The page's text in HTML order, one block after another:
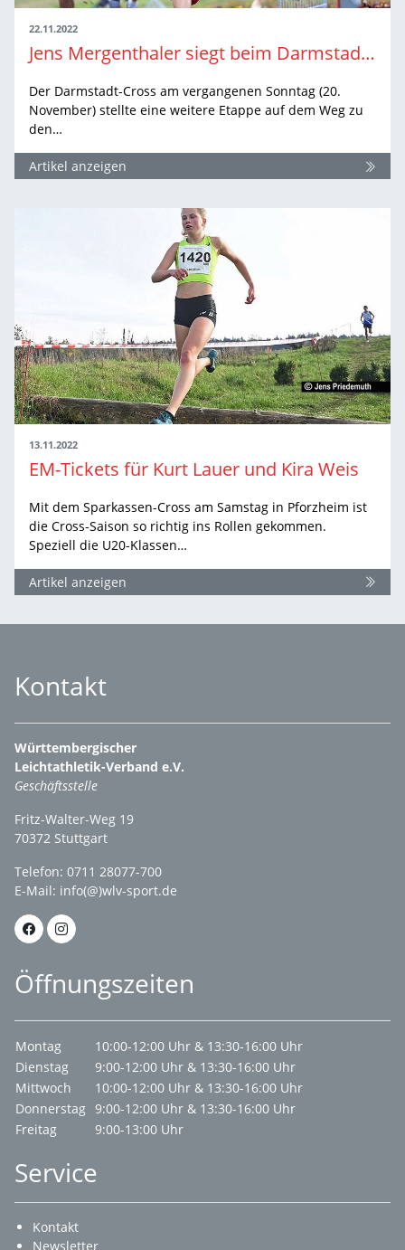
22.11.2022
Jens Mergenthaler siegt beim Darmstadt-Cross
Der Darmstadt-Cross am vergangenen Sonntag (20.
November) stellte eine weitere Etappe auf dem Weg zu
den…
Artikel anzeigen
13.11.2022
EM-Tickets für Kurt Lauer und Kira Weis
Mit dem Sparkassen-Cross am Samstag in Pforzheim ist
die Cross-Saison so richtig ins Rollen gekommen.
Speziell die U20-Klassen…
Artikel anzeigen
Kontakt
Württembergischer
Leichtathletik-Verband e.V.
Geschäftsstelle
Fritz-Walter-Weg 19
70372 Stuttgart
Telefon: 0711 28077-700
E-Mail: info(@)wlv-sport.de
Öffnungszeiten
Montag
10:00-12:00 Uhr & 13:30-16:00 Uhr
Dienstag
9:00-12:00 Uhr & 13:30-16:00 Uhr
Mittwoch
10:00-12:00 Uhr & 13:30-16:00 Uhr
Donnerstag 9:00-12:00 Uhr & 13:30-16:00 Uhr
Freitag
9:00-13:00 Uhr
Service
Kontakt
Newsletter